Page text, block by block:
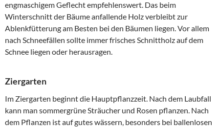
engmaschigem Geflecht empfehlenswert. Das beim
Winterschnitt der Bäume anfallende Holz verbleibt zur
Ablenkfütterung am Besten bei den Bäumen liegen. Vor allem
nach Schneefällen sollte immer frisches Schnittholz auf dem
Schnee liegen oder herausragen.
Ziergarten
Im Ziergarten beginnt die Hauptpflanzzeit. Nach dem Laubfall
kann man sommergrüne Sträucher und Rosen pflanzen. Nach
dem Pflanzen ist auf gutes wässern, besonders bei ballenlosen